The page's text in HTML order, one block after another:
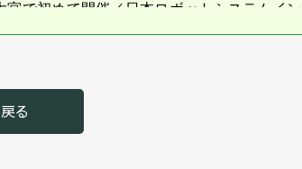
で初めて開催／日本ロボットシステムイン
トシステムインテグレータ協会
る